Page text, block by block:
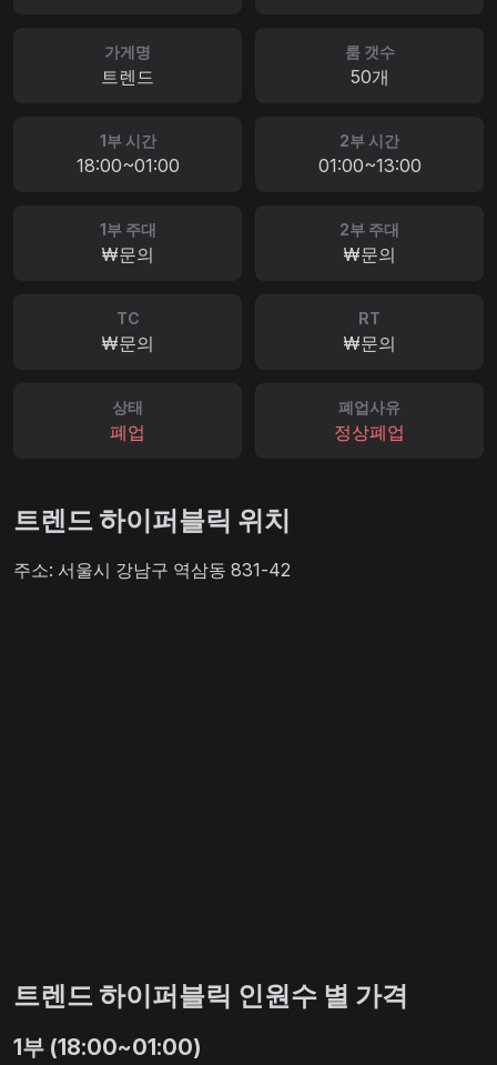
가게명
트렌드
룸 갯수
50개
1부 시간
18:00~01:00
2부 시간
01:00~13:00
1부 주대
₩문의
2부 주대
₩문의
TC
₩문의
RT
₩문의
상태
폐업
폐업사유
정상폐업
트렌드 하이퍼블릭 위치
주소: 서울시 강남구 역삼동 831-42
트렌드 하이퍼블릭 인원수 별 가격
1부 (18:00~01:00)